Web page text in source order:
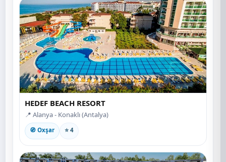
HEDEF BEACH RESORT
📍 Alanya - Konaklı (Antalya)
🧭 Oxşar ⭐ 4